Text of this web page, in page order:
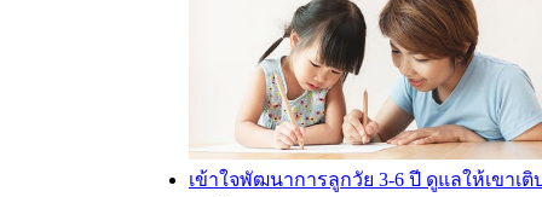
เข้าใจพัฒนาการลูกวัย 3-6 ปี ดูแลให้เขาเติ